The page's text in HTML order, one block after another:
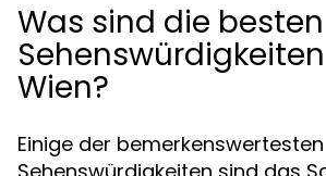
Was sind die besten
Wien?
Einige der bemerkenswertesten